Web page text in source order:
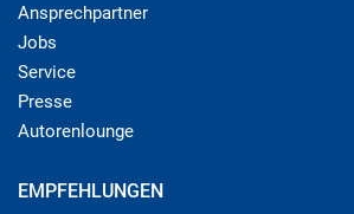
Ansprechpartner
Jobs
Service
Presse
Autorenlounge
EMPFEHLUNGEN